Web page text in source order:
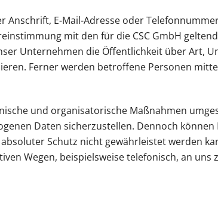
E-Mail-Adresse oder
mit den für die CSC GmbH
Unternehmen die Öffentlichkeit über Art,
Ferner werden betroffene Personen
und organisatorische Maßnahmen
Daten sicherzustellen. Dennoch
Schutz nicht gewährleistet werden
Wegen, beispielsweise telefonisch, an uns